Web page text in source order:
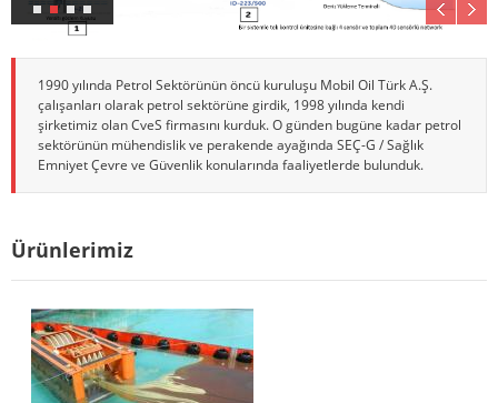
1990 yılında Petrol Sektörünün öncü kuruluşu Mobil Oil Türk A.Ş.
çalışanları olarak petrol sektörüne girdik, 1998 yılında kendi
şirketimiz olan CveS firmasını kurduk. O günden bugüne kadar petrol
sektörünün mühendislik ve perakende ayağında SEÇ-G / Sağlık
Emniyet Çevre ve Güvenlik konularında faaliyetlerde bulunduk.
Ürünlerimiz